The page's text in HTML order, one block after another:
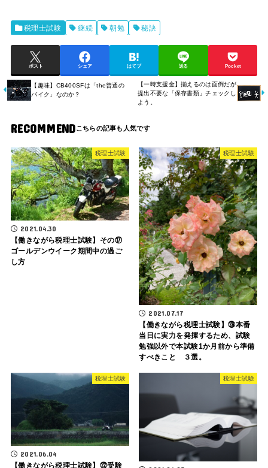
税理士試験 継続 朝勉 秘訣
ポスト シェア はてブ 送る Pocket
【趣味】CB400SFは「the普通の
バイク」なのか？
【一時支援金】揃えるのは面倒だが
提出不要な「保存書類」チェックし
よう。
RECOMMEND
税理士試験
2021.04.30
【働きながら税理士試験】その⑰
ゴールデンウイーク期間中の過ご
し方
税理士試験
2021.07.17
【働きながら税理士試験】㉘本番
当日に実力を発揮するため、試験
勉強以外で本試験1か月前から準備
すべきこと ３選。
税理士試験
2021.06.04
【働きながら税理士試験】㉒受験
税理士試験